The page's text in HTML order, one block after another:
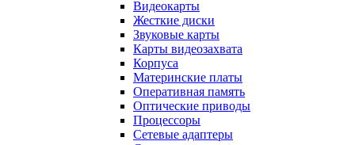
Видеокарты
Жесткие диски
Звуковые карты
Карты видеозахвата
Корпуса
Материнские платы
Оперативная память
Оптические приводы
Процессоры
Сетевые адаптеры